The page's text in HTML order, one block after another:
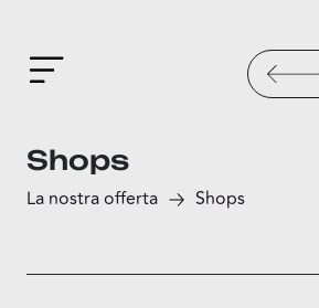
Shops
La nostra offerta Shops